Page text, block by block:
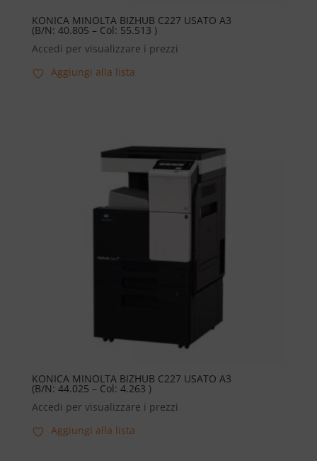
KONICA MINOLTA BIZHUB C227 USATO A3
(B/N: 40.805 – Col: 55.513 )
Accedi per visualizzare i prezzi
Aggiungi alla lista
KONICA MINOLTA BIZHUB C227 USATO A3
(B/N: 44.025 – Col: 4.263 )
Accedi per visualizzare i prezzi
Aggiungi alla lista